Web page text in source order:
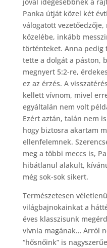
Panka útját közel két
válogatott
közelébe, inkább
történteket. Anna pedig
tette a dolgát a páston,
megnyert 5:2-re,
ez az érzés. A
kellett vívnom, mivel
egyáltalán nem volt
Ezért aztán, talán nem
hogy biztosra akartam
ellenfelemnek.
meg a többi meccs is,
hibátlanul alakult,
még sok-sok sikert.
Természetesen
világbajnokainkat a
éves klasszisunk
vívnia magának… Arról
“hősnőink” is